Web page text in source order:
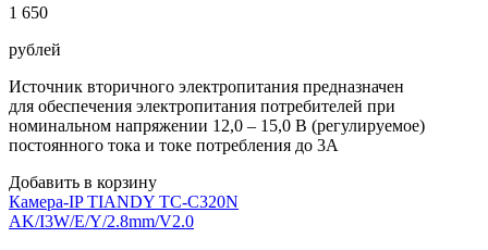
1 650
рублей
Источник вторичного электропитания предназначен
для обеспечения электропитания потребителей при
номинальном напряжении 12,0 – 15,0 В (регулируемое)
постоянного тока и токе потребления до 3А
Добавить в корзину
Камера-IP TIANDY TC-C320N
AK/I3W/E/Y/2.8mm/V2.0